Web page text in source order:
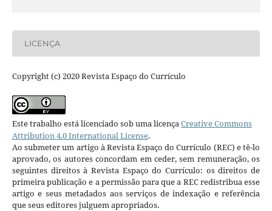
LICENÇA
Copyright (c) 2020 Revista Espaço do Currículo
Este trabalho está licenciado sob uma licençaCreative Commons
Attribution 4.0 International License.
Ao submeter um artigo à Revista Espaço do Currículo (REC) e tê-lo
aprovado, os autores concordam em ceder, sem remuneração, os
seguintes direitos à Revista Espaço do Currículo: os direitos de
primeira publicação e a permissão para que a REC redistribua esse
artigo e seus metadados aos serviços de indexação e referência
que seus editores julguem apropriados.